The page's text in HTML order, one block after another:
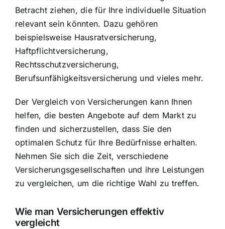
Betracht ziehen, die für Ihre individuelle Situation
relevant sein könnten. Dazu gehören
beispielsweise Hausratversicherung,
Haftpflichtversicherung,
Rechtsschutzversicherung,
Berufsunfähigkeitsversicherung und vieles mehr.
Der Vergleich von Versicherungen kann Ihnen
helfen, die besten Angebote auf dem Markt zu
finden und sicherzustellen, dass Sie den
optimalen Schutz für Ihre Bedürfnisse erhalten.
Nehmen Sie sich die Zeit, verschiedene
Versicherungsgesellschaften und ihre Leistungen
zu vergleichen, um die richtige Wahl zu treffen.
Wie man Versicherungen effektiv
vergleicht